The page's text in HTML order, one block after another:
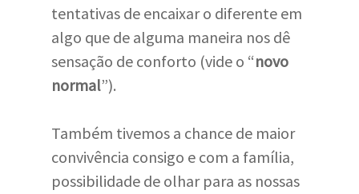
tentativas de encaixar o diferente em
algo que de alguma maneira nos dê
sensação de conforto (vide o “novo
normal”).
Também tivemos a chance de maior
convivência consigo e com a família,
possibilidade de olhar para as nossas